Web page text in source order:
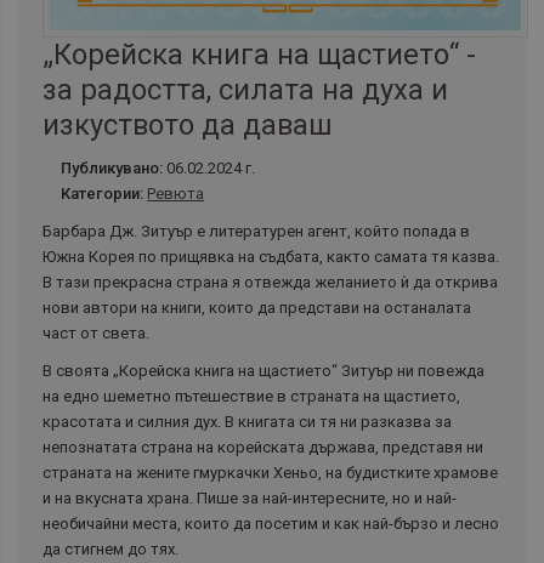
„Корейска книга на щастието“ -
за радостта, силата на духа и
изкуството да даваш
Публикувано: 06.02.2024 г.
Категории: Ревюта
Барбара Дж. Зитуър е литературен агент, който попада в
Южна Корея по прищявка на съдбата, както самата тя казва.
В тази прекрасна страна я отвежда желанието ѝ да открива
нови автори на книги, които да представи на останалата
част от света.
В своята „Корейска книга на щастието“ Зитуър ни повежда
на едно шеметно пътешествие в страната на щастието,
красотата и силния дух. В книгата си тя ни разказва за
непознатата страна на корейската държава, представя ни
страната на жените гмуркачки Хеньо, на будистките храмове
и на вкусната храна. Пише за най-интересните, но и най-
необичайни места, които да посетим и как най-бързо и лесно
да стигнем до тях.